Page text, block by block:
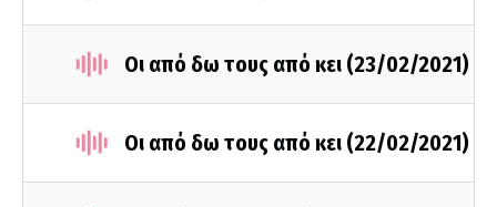
Οι από δω τους από κει (23/02/2021)
Οι από δω τους από κει (22/02/2021)